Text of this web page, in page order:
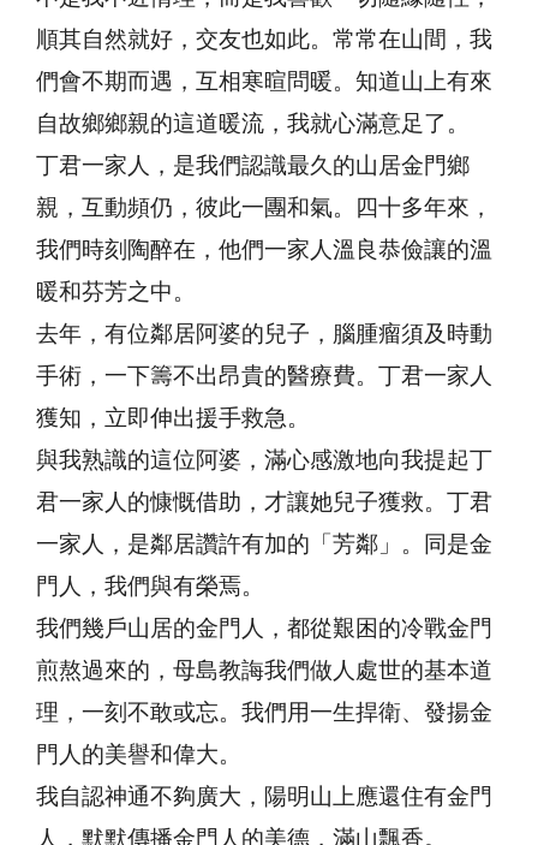
順其自然就好，交友也如此。常常在山間，我
們會不期而遇，互相寒暄問暖。知道山上有來
自故鄉鄉親的這道暖流，我就心滿意足了。
丁君一家人，是我們認識最久的山居金門鄉
親，互動頻仍，彼此一團和氣。四十多年來，
我們時刻陶醉在，他們一家人溫良恭儉讓的溫
暖和芬芳之中。
去年，有位鄰居阿婆的兒子，腦腫瘤須及時動
手術，一下籌不出昂貴的醫療費。丁君一家人
獲知，立即伸出援手救急。
與我熟識的這位阿婆，滿心感激地向我提起丁
君一家人的慷慨借助，才讓她兒子獲救。丁君
一家人，是鄰居讚許有加的「芳鄰」。同是金
門人，我們與有榮焉。
我們幾戶山居的金門人，都從艱困的冷戰金門
煎熬過來的，母島教誨我們做人處世的基本道
理，一刻不敢或忘。我們用一生捍衛、發揚金
門人的美譽和偉大。
我自認神通不夠廣大，陽明山上應還住有金門
人，默默傳播金門人的美德，滿山飄香。